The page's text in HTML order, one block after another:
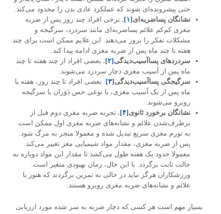
حتی پیشرونده‌ای شوند که عملکرد عادی بدن را محدود می‌کند.
نشانگان پساضربه‌ای [۱] .برخی افراد چند روز پس از ضربه
مغزی کم‌کم علائم پساضربه‌ای مانند سردرد، سرگیجه و
مشکلات تفکر را بروز می‌دهند. این علایم ممکن است برای چند
هفته تا چند ماه پس از ضربه مغزی ادامه پیدا کند.
سردرد‌های پساآسیب‌دیدگی [۲] .بعضی افراد از چند هفته تا چند
ماه پس از آسیب مغزی دچار سردرد می‌شوند.
سرگیجگی پساآسیب‌دیدگی [۳]
. بعضی افراد تا چند روز، هفته یا
ماه پس از یک آسیب مغزی، با نوعی حس دَوَران یا سرگیجه
روبرو می‌شوند.
نشانگان برخورد ثانوی [۴] . تجربه ضربه مغزی دوم قبل از
برطرف‌شدن علائم و نشانه‌های ضربه مغزی اول ممکن است
به تورم مغزی سریع تبدیل شده و معمولا منجر به مرگ شود.
پس از ضربه مغزی، مقدار مواد شیمیایی مغز تغییر می‌کند.
معمولا حدود یک هفته طول می‌کشد تا مقدار این مواد دوباره به
حالت ثابت برگردد. با این حال، زمان بهبودی متغیر است.
ورزشکاران هرگز نباید در حالی به تمرین برگردند که هنوز با
علائم و نشانه‌های ضربه مغزی روبرو هستند.
بسیار مهم است هر کسی که دچار ضربه به سر شده مورد ارزیابی